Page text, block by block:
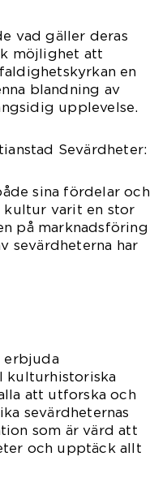
vad gäller deras
möjlighet att
en
blandning av
upplevelse.
Sevärdheter:
sina fördelar och
kultur varit en stor
på marknadsföring
sevärdheterna har
erbjuda
kulturhistoriska
att utforska och
sevärdheternas
som är värd att
och upptäck allt